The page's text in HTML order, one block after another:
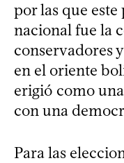
por las que
nacional fue la
conservadores
en el oriente
erigió como
con una
Para las